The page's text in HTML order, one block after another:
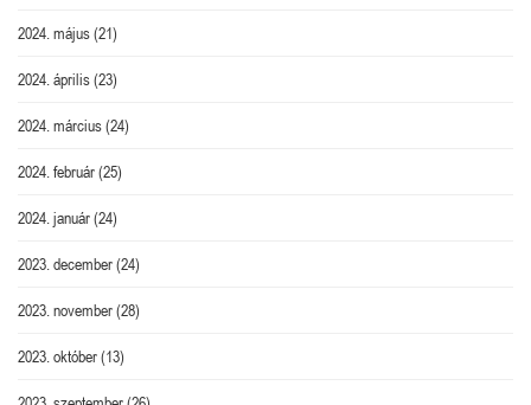
2024. május(21)
2024. április(23)
2024. március(24)
2024. február(25)
2024. január(24)
2023. december(24)
2023. november(28)
2023. október(13)